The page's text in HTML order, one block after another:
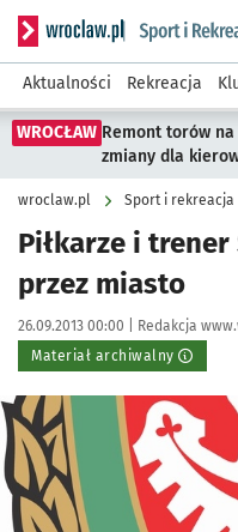
Serwis informacyjny
Aktualności Rekreacja
WROCŁAW Remont torów
zmiany dla
wroclaw.pl Sport i rekreacja
Piłkarze i
przez miasto
Data publikacji:
26.09.2013 00:00 | Autor:
Redakcja
Materiał archiwalny
Kliknij, aby powiększyć